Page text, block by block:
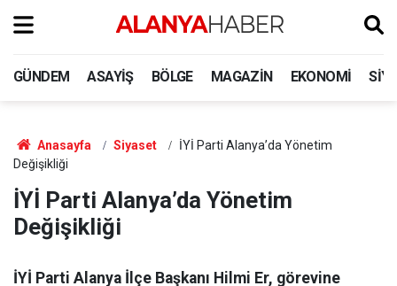
GÜNDEM ASAYIŞ BÖLGE MAGAZIN EKONOMI
Anasayfa Siyaset
İYİ Parti Alanya’da Yönetim
Değişikliği
İYİ Parti Alanya’da Yönetim
Değişikliği
İYİ Parti Alanya İlçe Başkanı Hilmi Er, görevine